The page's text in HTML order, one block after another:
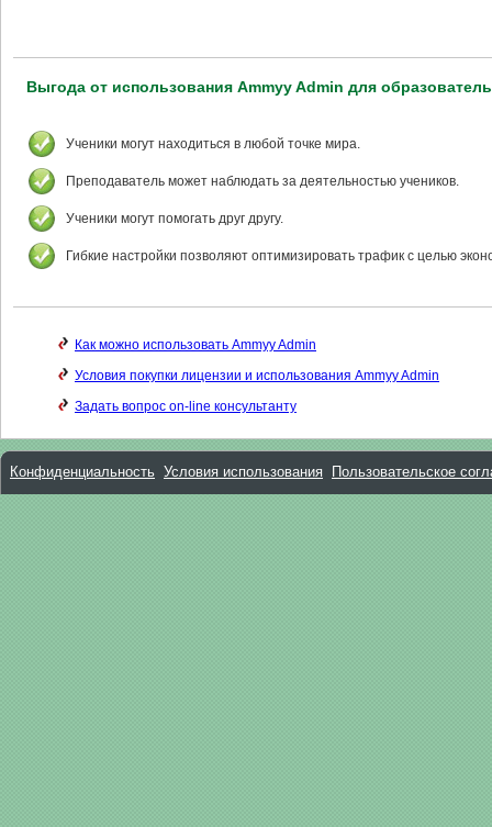
Выгода от использования Ammyy Admin для
Ученики могут находиться в любой точке мира.
Преподаватель может наблюдать за деятельностью учеников.
Ученики могут помогать друг другу.
Гибкие настройки позволяют оптимизировать трафик с целью
Как можно использовать Ammyy Admin
Условия покупки лицензии и использования Ammyy Admin
Задать вопрос on-line консультанту
Конфиденциальность Условия использования Пользовательское